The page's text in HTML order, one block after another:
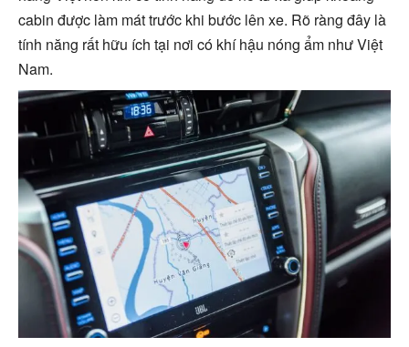
cabin được làm mát trước khi bước lên xe. Rõ ràng đây là
tính năng rất hữu ích tại nơi có khí hậu nóng ẩm như Việt
Nam.